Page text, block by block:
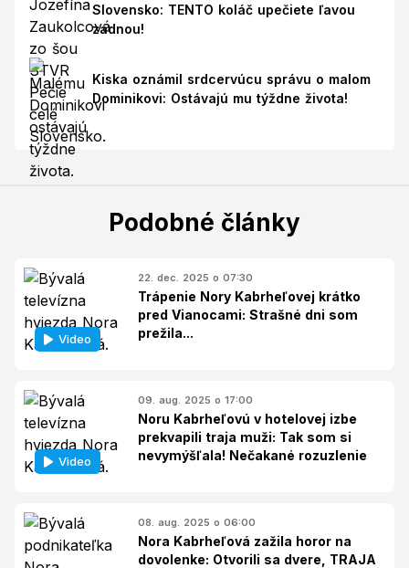
Slovensko: TENTO koláč upečiete ľavou
zadnou!
Kiska oznámil srdcervúcu správu o malom
Dominikovi: Ostávajú mu týždne života!
Podobné články
Video
22. dec. 2025 o 07:30
Trápenie Nory Kabrheľovej krátko
pred Vianocami: Strašné dni som
prežila...
Video
09. aug. 2025 o 17:00
Noru Kabrheľovú v hotelovej izbe
prekvapili traja muži: Tak som si
nevymýšľala! Nečakané rozuzlenie
08. aug. 2025 o 06:00
Nora Kabrheľová zažila horor na
dovolenke: Otvorili sa dvere, TRAJA